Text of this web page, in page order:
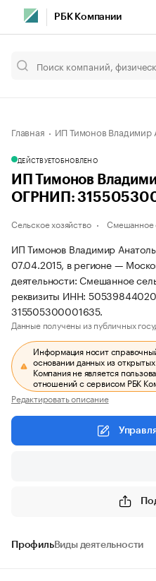
РБК Компании
Главная ИП Тимонов Владимир
ДЕЙСТВУЕТОБНОВЛЕНО
ИП Тимонов
ОГРНИП:
Сельское хозяйство Смешанное
ИП Тимонов Владимир
07.04.2015, в регионе —
деятельности: Смешанное
реквизиты ИНН:
315505300001635.
Данные получены из публичных
Информация носит
основании данных из открытых
Компания не является
отношений с сервисом РБК
Редактировать описание
ПрофильВиды деятельности